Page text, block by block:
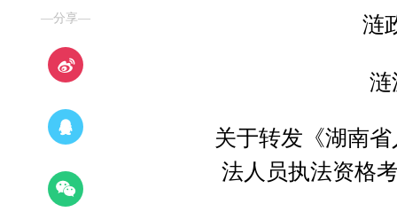
—分享— 涟
涟
关于转发《湖南
法人员执法资格